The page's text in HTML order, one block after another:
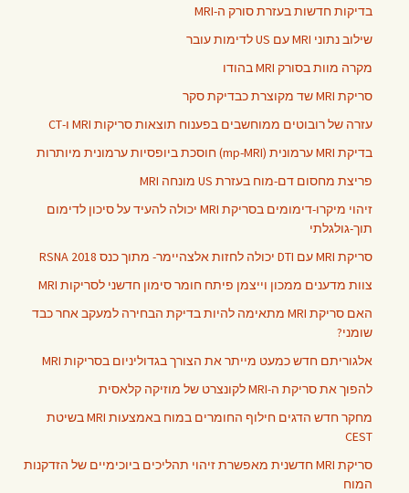
בדיקות חדשות בעזרת סורק ה-MRI
שילוב נתוני MRI עם US לדימות עובר
מקרה מוות בסורק MRI בהודו
סריקת MRI שד מקוצרת כבדיקת סקר
עזרה של רובוטים ממוחשבים בפענוח תוצאות סריקות MRI ו-CT
בדיקת MRI ערמונית (mp-MRI) חוסכת ביופסיות ערמונית מיותרות
פריצת מחסום דם-מוח בעזרת US מונחה MRI
זיהוי מיקרו-דימומים בסריקת MRI יכולה להעיד על סיכון לדימום
תוך-גולגלתי
סריקת MRI עם DTI יכולה לחזות אלצהיימר- מתוך כנס RSNA 2018
צוות מדענים ממכון וייצמן פיתח חומר סימון חדשני לסריקות MRI
האם סריקת MRI מתאימה להיות בדיקת הבחירה למעקב אחר כבד
שומני?
אלגוריתם חדש כמעט מייתר את הצורך בגדוליניום בסריקות MRI
להפוך את סריקת ה-MRI לקונצרט של מוזיקה קלאסית
מחקר חדש הדגים חילוף החומרים במוח באמצעות MRI בשיטת
CEST
סריקת MRI חדשנית מאפשרת זיהוי תהליכים ביוכימיים של הזדקנות
המוח